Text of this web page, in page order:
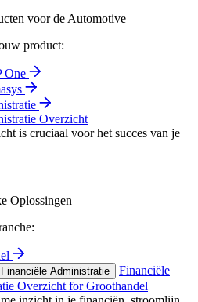
voor de Automotive
product:
One
Overzicht
is cruciaal voor het succes van je
Oplossingen
Administratie
Financiële
Overzicht for Groothandel